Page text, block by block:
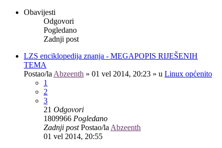
Obavijesti
Odgovori
Pogledano
Zadnji post
LZS enciklopedija znanja - MEGAPOPIS RIJEŠENIH
TEMA
Postao/la Abzeenth » 01 vel 2014, 20:23 » u Linux općenito
1
2
3
21 Odgovori
1809966 Pogledano
Zadnji postPostao/la Abzeenth
01 vel 2014, 20:55